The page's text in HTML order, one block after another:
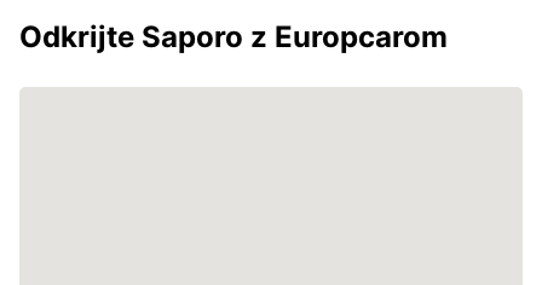
Odkrijte Saporo z Europcarom